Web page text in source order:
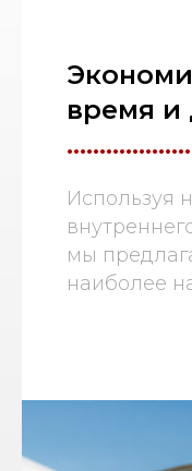
время и
Используя
мы
наиболее